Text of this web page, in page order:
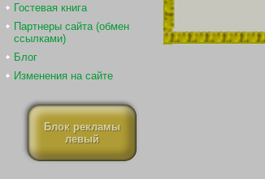
Гостевая книга
Партнеры сайта (обмен
ссылками)
Блог
Изменения на сайте
Блок рекламы
левый